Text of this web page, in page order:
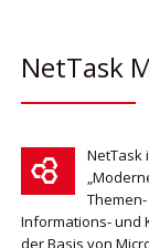
NetTask
NetTask
Informations- und
der Basis von